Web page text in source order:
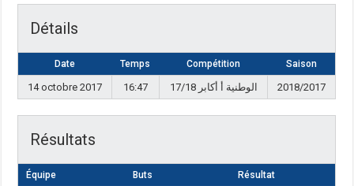
Détails
Date Temps Compétition Saison
14 octobre 2017 16:47 الوطنية أ أكابر 17/18 2018/2017
Résultats
Équipe Buts Résultat